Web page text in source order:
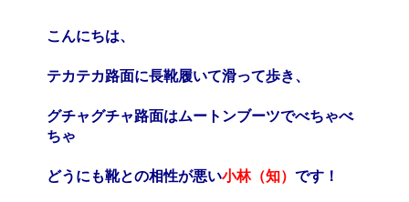
こんにちは、
テカテカ路面に長靴履いて滑って歩き、
グチャグチャ路面はムートンブーツでべちゃべ
ちゃ
どうにも靴との相性が悪い小林（知） です！